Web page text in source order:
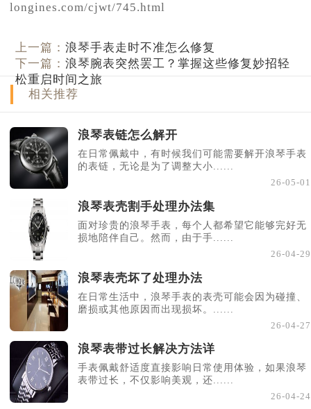
longines.com/cjwt/745.html
上一篇：浪琴手表走时不准怎么修复
下一篇：浪琴腕表突然罢工？掌握这些修复妙招轻
松重启时间之旅
相关推荐
浪琴表链怎么解开
在日常佩戴中，有时候我们可能需要解开浪琴手表
的表链，无论是为了调整大小......
26-05-01
浪琴表壳割手处理办法集
面对珍贵的浪琴手表，每个人都希望它能够完好无
损地陪伴自己。然而，由于手......
26-04-29
浪琴表壳坏了处理办法
在日常生活中，浪琴手表的表壳可能会因为碰撞、
磨损或其他原因而出现损坏。......
26-04-27
浪琴表带过长解决方法详
手表佩戴舒适度直接影响日常使用体验，如果浪琴
表带过长，不仅影响美观，还......
26-04-24